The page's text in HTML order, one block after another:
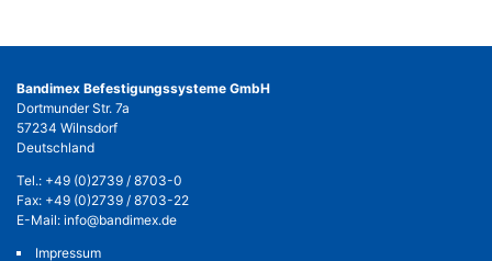
Bandimex Befestigungssysteme GmbH
Dortmunder Str. 7a
57234 Wilnsdorf
Deutschland
Tel.: +49 (0)2739 / 8703-0
Fax: +49 (0)2739 / 8703-22
E-Mail: info@bandimex.de
Impressum